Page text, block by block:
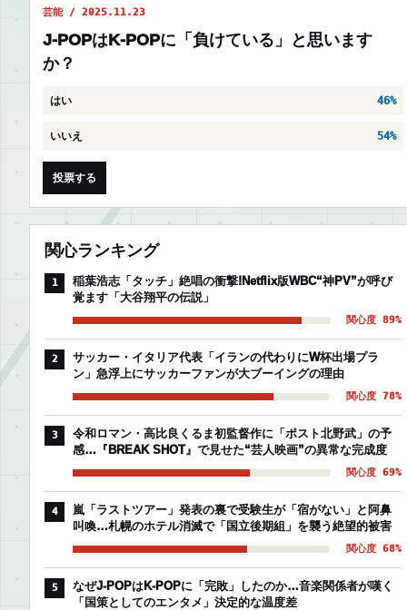
芸能 / 2025.11.23
J-POPはK-POPに「負けている」と思います
か？
はい 46%
いいえ 54%
投票する
関心ランキング
1
稲葉浩志「タッチ」絶唱の衝撃!Netflix版WBC“神PV”が呼び
覚ます「大谷翔平の伝説」
関心度 89%
2
サッカー・イタリア代表「イランの代わりにW杯出場プラ
ン」急浮上にサッカーファンが大ブーイングの理由
関心度 78%
3
令和ロマン・高比良くるま初監督作に「ポスト北野武」の予
感…『BREAK SHOT』で見せた“芸人映画”の異常な完成度
関心度 69%
4
嵐「ラストツアー」発表の裏で受験生が「宿がない」と阿鼻
叫喚…札幌のホテル消滅で「国立後期組」を襲う絶望的被害
関心度 68%
5
なぜJ-POPはK-POPに「完敗」したのか…音楽関係者が嘆く
「国策としてのエンタメ」決定的な温度差